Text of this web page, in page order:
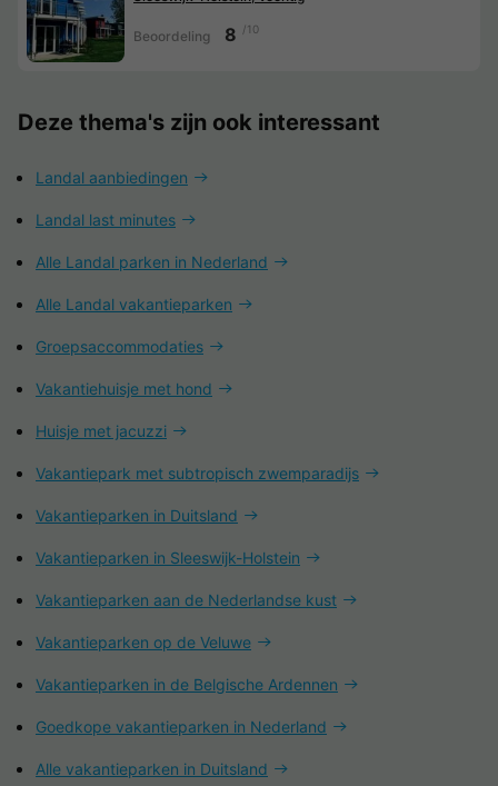
Beoordeling 8 /10
Deze thema's zijn ook interessant
Landal aanbiedingen
Landal last minutes
Alle Landal parken in Nederland
Alle Landal vakantieparken
Groepsaccommodaties
Vakantiehuisje met hond
Huisje met jacuzzi
Vakantiepark met subtropisch zwemparadijs
Vakantieparken in Duitsland
Vakantieparken in Sleeswijk-Holstein
Vakantieparken aan de Nederlandse kust
Vakantieparken op de Veluwe
Vakantieparken in de Belgische Ardennen
Goedkope vakantieparken in Nederland
Alle vakantieparken in Duitsland